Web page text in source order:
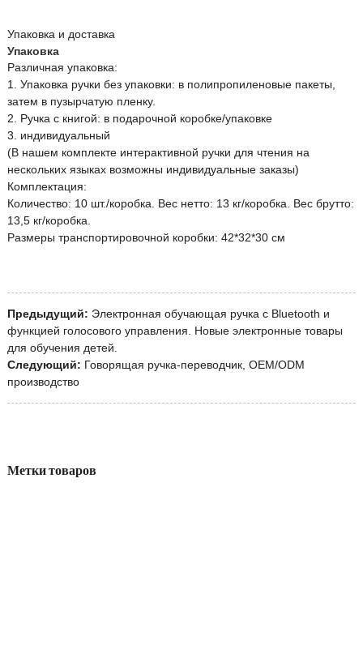
Упаковка и доставка
Упаковка
Различная упаковка:
1. Упаковка ручки без упаковки: в полипропиленовые пакеты,
затем в пузырчатую пленку.
2. Ручка с книгой: в подарочной коробке/упаковке
3. индивидуальный
(В нашем комплекте интерактивной ручки для чтения на
нескольких языках возможны индивидуальные заказы)
Комплектация:
Количество: 10 шт./коробка. Вес нетто: 13 кг/коробка. Вес брутто:
13,5 кг/коробка.
Размеры транспортировочной коробки: 42*32*30 см
Предыдущий: Электронная обучающая ручка с Bluetooth и
функцией голосового управления. Новые электронные товары
для обучения детей.
Следующий: Говорящая ручка-переводчик, OEM/ODM
производство
Метки товаров